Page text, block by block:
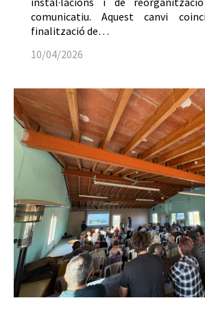
comunicatiu. Aquest canvi
finalització de…
10/04/2026